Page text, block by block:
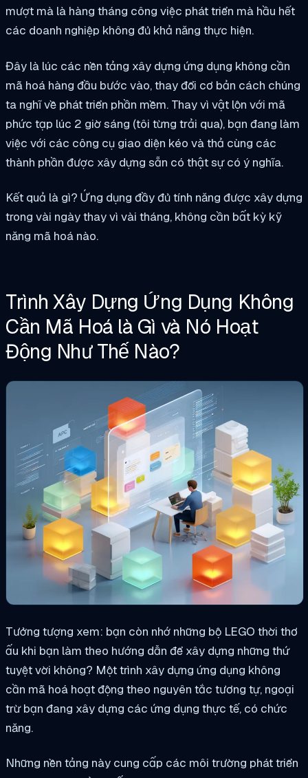
mượt mà là hàng tháng công việc phát triển mà hầu hết
các doanh nghiệp không đủ khả năng thực hiện.
Đây là lúc các nền tảng xây dựng ứng dụng không cần
mã hoá hàng đầu bước vào, thay đổi cơ bản cách chúng
ta nghĩ về phát triển phần mềm. Thay vì vật lộn với mã
phức tạp lúc 2 giờ sáng (tôi từng trải qua), bạn đang làm
việc với các công cụ giao diện kéo và thả cùng các
thành phần được xây dựng sẵn có thật sự có ý nghĩa.
Kết quả là gì? Ứng dụng đầy đủ tính năng được xây dựng
trong vài ngày thay vì vài tháng, không cần bất kỳ kỹ
năng mã hoá nào.
Trình Xây Dựng Ứng Dụng Không
Cần Mã Hoá là Gì và Nó Hoạt
Động Như Thế Nào?
Tưởng tượng xem: bạn còn nhớ những bộ LEGO thời thơ
ấu khi bạn làm theo hướng dẫn để xây dựng những thứ
tuyệt vời không? Một trình xây dựng ứng dụng không
cần mã hoá hoạt động theo nguyên tắc tương tự, ngoại
trừ bạn đang xây dựng các ứng dụng thực tế, có chức
năng.
Những nền tảng này cung cấp các môi trường phát triển